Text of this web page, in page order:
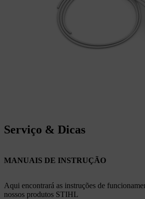
Serviço & Dicas
MANUAIS DE INSTRUÇÃO
Aqui encontrará as instruções de
nossos produtos STIHL